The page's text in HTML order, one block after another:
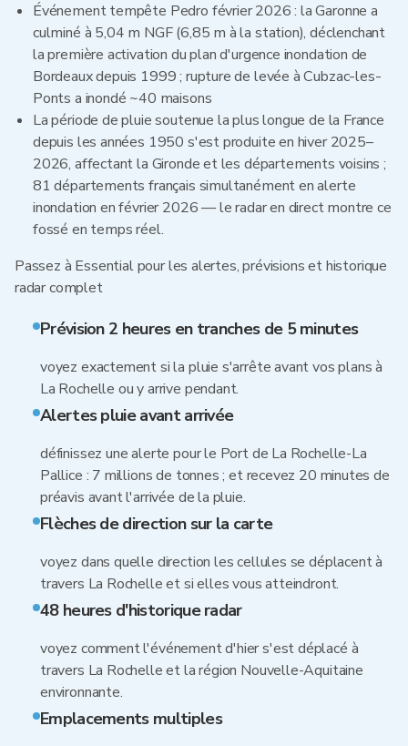
Événement tempête Pedro février 2026 : la Garonne a
culminé à 5,04 m NGF (6,85 m à la station), déclenchant
la première activation du plan d'urgence inondation de
Bordeaux depuis 1999 ; rupture de levée à Cubzac-les-
Ponts a inondé ~40 maisons
La période de pluie soutenue la plus longue de la France
depuis les années 1950 s'est produite en hiver 2025–
2026, affectant la Gironde et les départements voisins ;
81 départements français simultanément en alerte
inondation en février 2026 — le radar en direct montre ce
fossé en temps réel.
Passez à Essential pour les alertes, prévisions et historique
radar complet
Prévision 2 heures en tranches de 5 minutes
voyez exactement si la pluie s'arrête avant vos plans à
La Rochelle ou y arrive pendant.
Alertes pluie avant arrivée
définissez une alerte pour le Port de La Rochelle-La
Pallice : 7 millions de tonnes ; et recevez 20 minutes de
préavis avant l'arrivée de la pluie.
Flèches de direction sur la carte
voyez dans quelle direction les cellules se déplacent à
travers La Rochelle et si elles vous atteindront.
48 heures d'historique radar
voyez comment l'événement d'hier s'est déplacé à
travers La Rochelle et la région Nouvelle-Aquitaine
environnante.
Emplacements multiples